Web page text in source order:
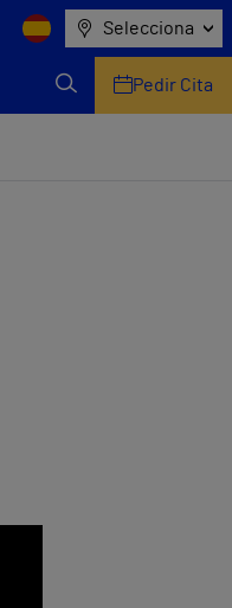
Selecciona
Pedir Cita